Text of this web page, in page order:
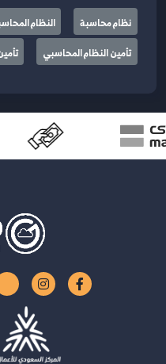
نظام محاسبة النظام
تأمين النظام المحاسبي